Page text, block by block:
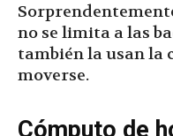
no se limita a las
también la usan la
moverse.
Cómputo de